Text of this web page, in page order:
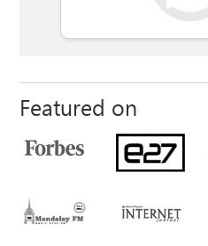
Featured on